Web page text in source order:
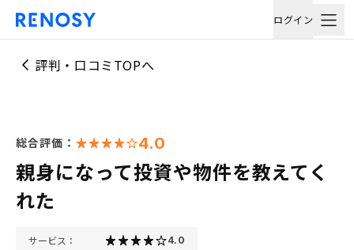
ログイン
評判・口コミTOPへ
総合評価： 4.0
親身になって投資や物件を教えてく
れた
サービス： 4.0